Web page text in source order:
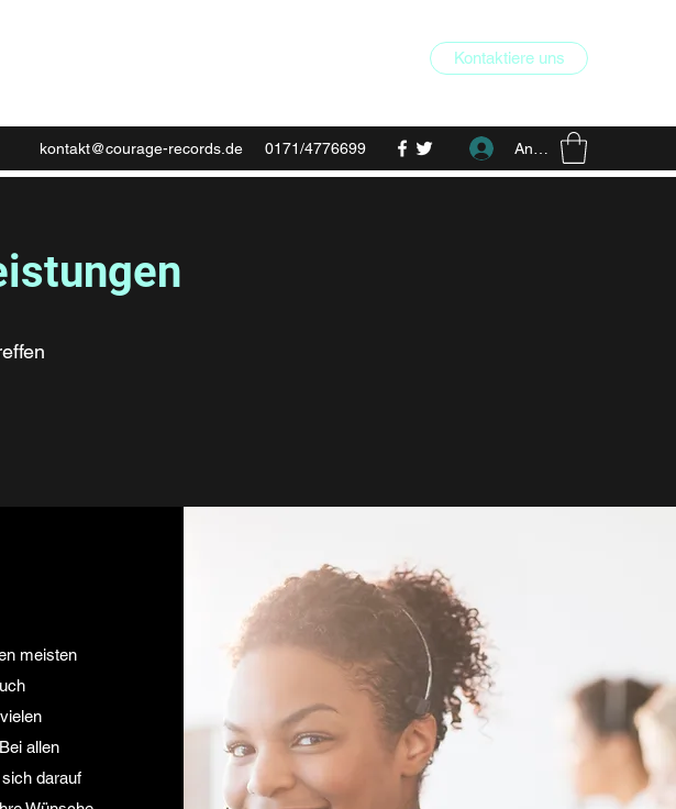
Kontaktiere uns
kontakt@courage-records.de 0171/4776699 Anmelden
meisten
allen
darauf